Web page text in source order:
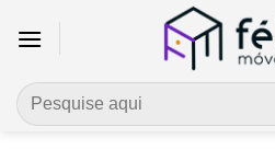
Pesquisar
por: